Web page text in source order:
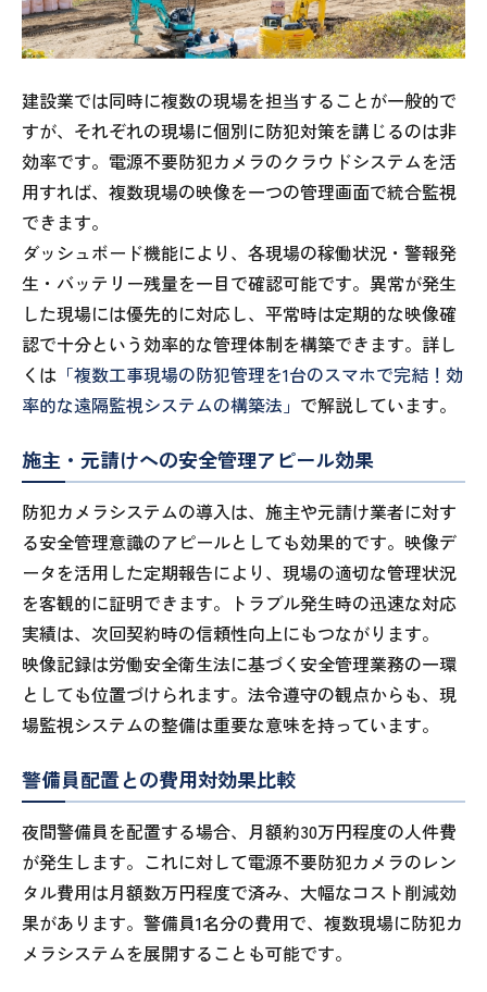
建設業では同時に複数の現場を担当することが一般的で
すが、それぞれの現場に個別に防犯対策を講じるのは非
効率です。電源不要防犯カメラのクラウドシステムを活
用すれば、複数現場の映像を一つの管理画面で統合監視
できます。
ダッシュボード機能により、各現場の稼働状況・警報発
生・バッテリー残量を一目で確認可能です。異常が発生
した現場には優先的に対応し、平常時は定期的な映像確
認で十分という効率的な管理体制を構築できます。詳し
くは 「複数工事現場の防犯管理を1台のスマホで完結！効
率的な遠隔監視システムの構築法」 で解説しています。
施主・元請けへの安全管理アピール効果
防犯カメラシステムの導入は、施主や元請け業者に対す
る安全管理意識のアピールとしても効果的です。映像デ
ータを活用した定期報告により、現場の適切な管理状況
を客観的に証明できます。トラブル発生時の迅速な対応
実績は、次回契約時の信頼性向上にもつながります。
映像記録は労働安全衛生法に基づく安全管理業務の一環
としても位置づけられます。法令遵守の観点からも、現
場監視システムの整備は重要な意味を持っています。
警備員配置との費用対効果比較
夜間警備員を配置する場合、月額約30万円程度の人件費
が発生します。これに対して電源不要防犯カメラのレン
タル費用は月額数万円程度で済み、大幅なコスト削減効
果があります。警備員1名分の費用で、複数現場に防犯カ
メラシステムを展開することも可能です。